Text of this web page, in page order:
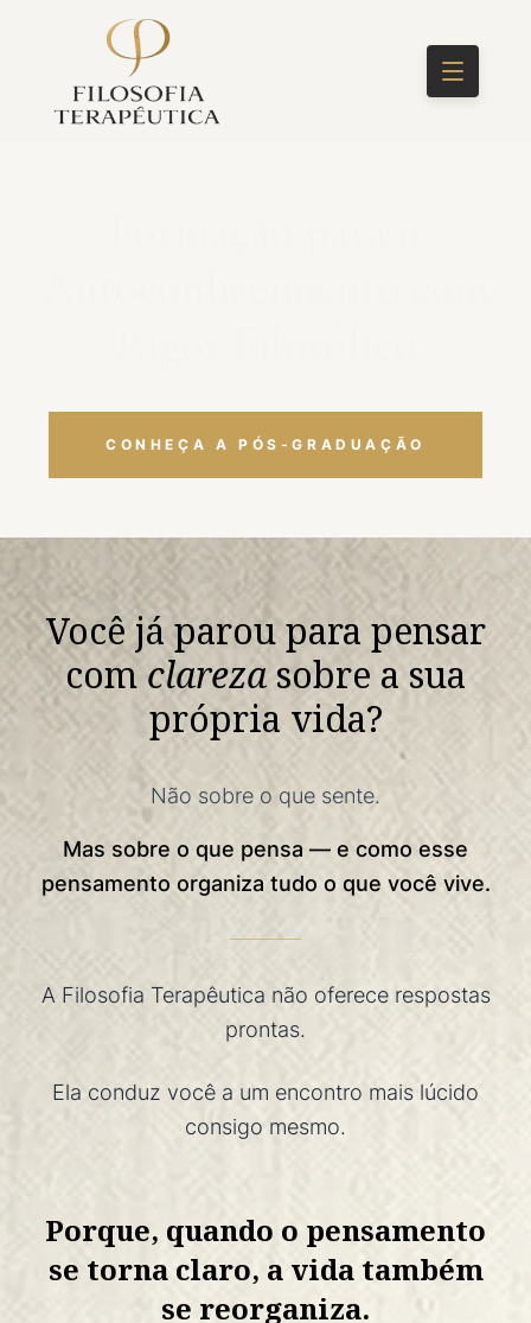
CONHEÇA A PÓS-GRADUAÇÃO
Você já parou para pensar
comclarezasobre a sua
própria vida?
Não sobre o que sente.
Mas sobre o que pensa — e como esse
pensamento organiza tudo o que você vive.
A Filosofia Terapêutica não oferece respostas
prontas.
Ela conduz você a um encontro mais lúcido
consigo mesmo.
Porque, quando o pensamento
se torna claro, a vida também
se reorganiza.